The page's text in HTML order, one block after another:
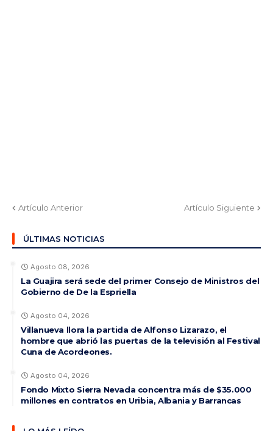
Artículo Anterior Artículo Siguiente
ÚLTIMAS NOTICIAS
Agosto 08, 2026
La Guajira será sede del primer Consejo de Ministros del
Gobierno de De la Espriella
Agosto 04, 2026
Villanueva llora la partida de Alfonso Lizarazo, el
hombre que abrió las puertas de la televisión al Festival
Cuna de Acordeones.
Agosto 04, 2026
Fondo Mixto Sierra Nevada concentra más de $35.000
millones en contratos en Uribia, Albania y Barrancas